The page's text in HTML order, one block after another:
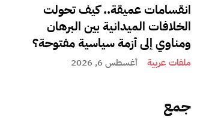
انقسامات عميقة.. كيف تحولت
الخلافات الميدانية بين البرهان
ومناوي إلى أزمة سياسية مفتوحة؟
ملفات عربية أغسطس 6, 2026
جمع